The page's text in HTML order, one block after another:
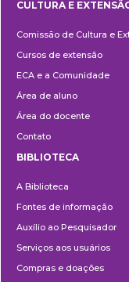
e
Extensão
CULTURA E
Comissão de Cultura e
Cursos de extensão
ECA e a Comunidade
Área de aluno
Área do docente
Contato
BIBLIOTECA
A Biblioteca
Fontes de informação
Auxílio ao Pesquisador
Serviços aos usuários
Compras e doações